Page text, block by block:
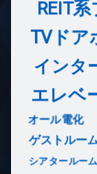
REIT
TVドア
インタ
エレベ
オール電化
ゲストルー
シアタールーム